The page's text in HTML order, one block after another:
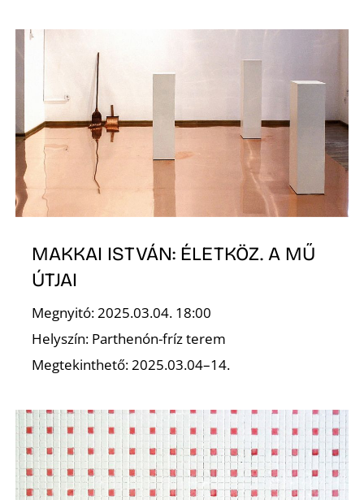
MAKKAI ISTVÁN: ÉLETKÖZ. A MŰ
ÚTJAI
Megnyitó: 2025.03.04. 18:00
Helyszín: Parthenón-fríz terem
Megtekinthető: 2025.03.04–14.